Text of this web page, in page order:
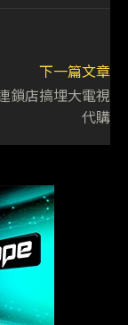
下一篇文章
鎖店搞埋大電視
代購